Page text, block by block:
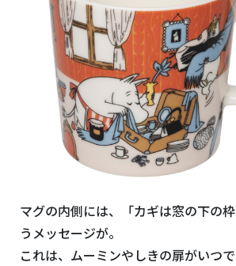
マグの内側には、「カギは窓の下の
うメッセージが。
これは、ムーミンやしきの扉がいつ